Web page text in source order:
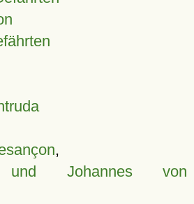
,
und Johannes von